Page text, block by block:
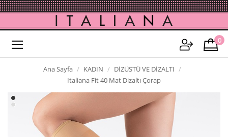
0
Ana Sayfa KADIN
DİZÜSTÜ VE DİZALTI
Italiana Fit 40 Mat Dizaltı Çorap